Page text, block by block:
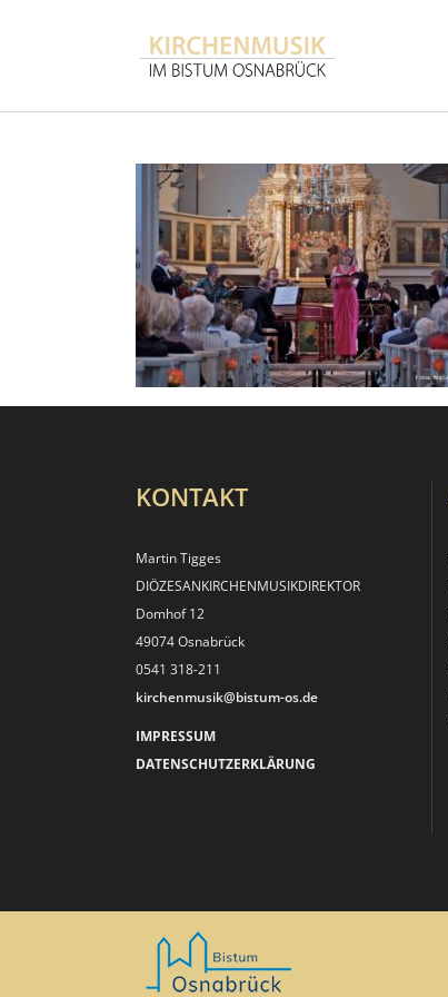
KONTAKT
Martin Tigges
DIÖZESANKIRCHEN­MUSIKDIREKTOR
Domhof 12
49074 Osnabrück
0541 318-211
kirchenmusik@bistum-os.de
IMPRESSUM
DATENSCHUTZERKLÄRUNG